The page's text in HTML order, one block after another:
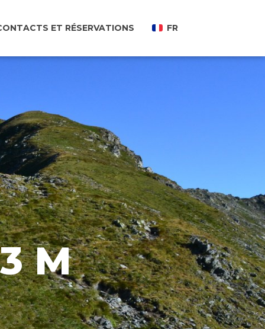
ET RÉSERVATIONS FR
M